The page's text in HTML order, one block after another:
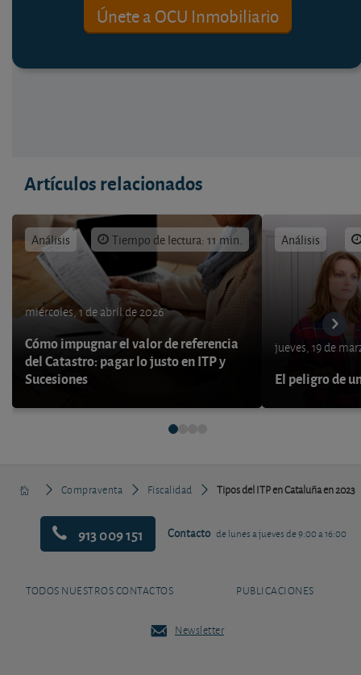
Únete a OCU Inmobiliario
Artículos relacionados
Análisis Tiempo de lectura: 11 min.
miércoles, 1 de abril de 2026
Cómo impugnar el valor de referencia
del Catastro: pagar lo justo en ITP y
Sucesiones
Análisis
jueves, 19 de
El peligro de
Compraventa Fiscalidad Tipos del ITP en Cataluña en 2023
913 009 151 Contacto de lunes a jueves de 9:00 a 16:00
TODOS NUESTROS CONTACTOS PUBLICACIONES
Newsletter